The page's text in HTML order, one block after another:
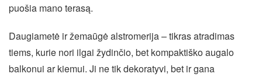
puošia mano terasą.
Daugiametė ir žemaūgė alstromerija – tikras atradimas
tiems, kurie nori ilgai žydinčio, bet kompaktiško augalo
balkonui ar kiemui. Ji ne tik dekoratyvi, bet ir gana